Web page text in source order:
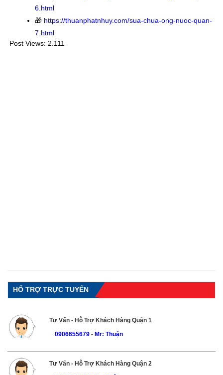
6.html
🎁 https://thuanphatnhuy.com/sua-chua-ong-nuoc-quan-
7.html
Post Views: 2.111
HỔ TRỢ TRỰC TUYẾN
Tư Vấn - Hỗ Trợ Khách Hàng Quận 1
0906655679 - Mr: Thuận
Tư Vấn - Hỗ Trợ Khách Hàng Quận 2